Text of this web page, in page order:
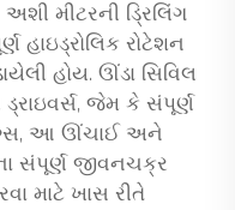
મીટરની ડ્રિલિંગ
રોટેશન
હોય. ઊંડા સિવિલ
ડ્રાઇવર્સ, જેમ કે સંપૂર્ણ
રિગ્સ, આ ઊંચાઈ અને
સંપૂર્ણ જીવનચક્ર
માટે ખાસ રીતે